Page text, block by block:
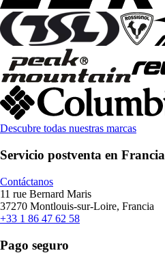
Descubre todas nuestras marcas
Servicio postventa en Francia
Contáctanos
11 rue Bernard Maris
37270 Montlouis-sur-Loire, Francia
+33 1 86 47 62 58
Pago seguro